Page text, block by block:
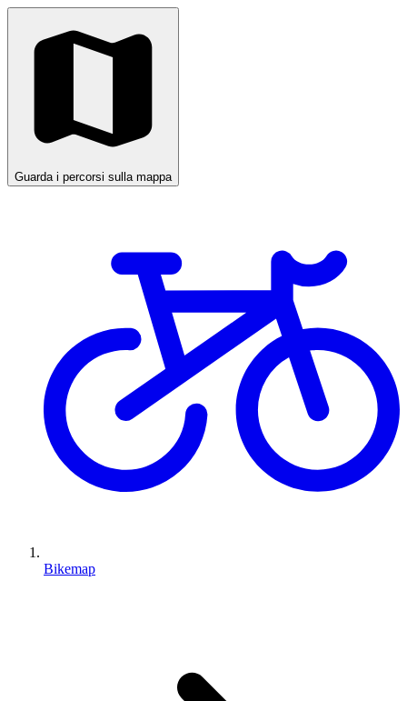
Guarda i percorsi sulla mappa
Bikemap